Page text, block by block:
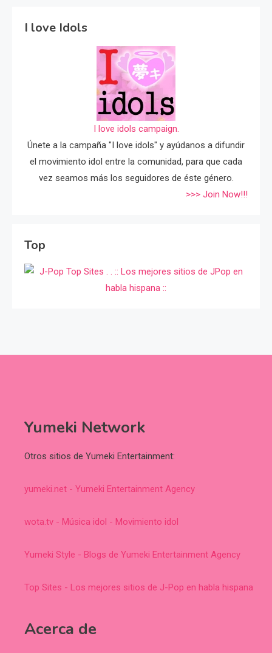
I love Idols
I love idols campaign.
Únete a la campaña "I love idols" y ayúdanos a difundir
el movimiento idol entre la comunidad, para que cada
vez seamos más los seguidores de éste género.
>>> Join Now!!!
Top
Yumeki Network
Otros sitios de Yumeki Entertainment:
yumeki.net - Yumeki Entertainment Agency
wota.tv - Música idol - Movimiento idol
Yumeki Style - Blogs de Yumeki Entertainment Agency
Top Sites - Los mejores sitios de J-Pop en habla hispana
Acerca de